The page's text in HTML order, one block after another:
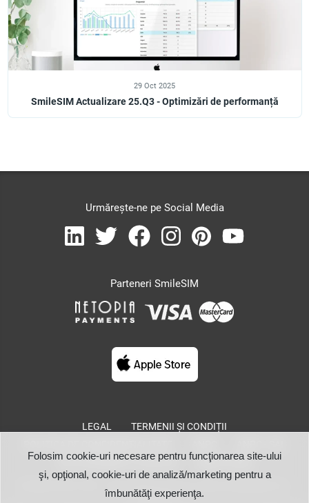
Folosim cookie-uri necesare pentru funcţionarea site-ului
şi, opţional, cookie-uri de analiză/marketing pentru a
îmbunătăţi experienţa.
29 Oct 2025
SmileSIM Actualizare 25.Q3 - Optimizări de performanță
Urmărește-ne pe Social Media
Parteneri SmileSIM
LEGAL
TERMENII ȘI CONDIȚII
SOLUȚIONAREA LITIGIILOR
Setări Cookie
smilesim.ro